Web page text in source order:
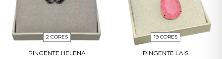
2 CORES
PINGENTE HELENA
19 CORES
PINGENTE LAIS